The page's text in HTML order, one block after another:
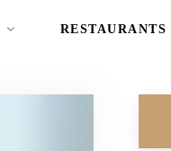
RESTAURANTS